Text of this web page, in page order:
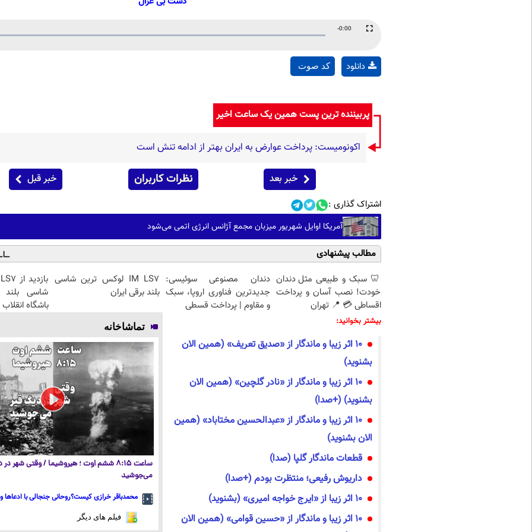
:
:
Remaining
-0:00
کد صوت دانلود
پربیننده ترین پست همین یک ساعت اخیر
اکونومیست: پرداخت عوارض به ایران بهتر از ادامه تنش است
خبر بعد نظرات کاربران خبر قبل
اشتراک گذاری :
آمریکا اوایل شهریور میزبان مجمع آژانس انرژی اتمی می‌شود
مطالب پیشنهادی
🦷 سبک و طبیعی مثل دندان
خودت! نصب آسان و پرداخت
اقساطی 💳 📍 تهران
دندان مصنوعی سوئیسی:
جدیدترین فناوری اروپا، سبک
و مقاوم | پرداخت قسطی
IM LS7 لوکس ترین شاسی
بلند برقی ایران
شاسی بلند
باشگاه انقلاب
بیشتر بخوانید:
۱۰ اثر زیبا و ماندگار از «صدیق تعریف» (همین الان
بشنوید)
۱۰ اثر زیبا و ماندگار از «نادر گلچین» (همین الان
بشنوید) (+صدا)
10 اثر زیبا و ماندگار از «عبدالحسین مختاباد» (همین
الان بشنوید)
قطعات ماندگار گلپا (صدا)
داریوش رفیعی؛ منتظرت بودم (+صدا)
10 اثر زیبا از «ایرج خواجه امیری» (بشنوید)
10 اثر زیبا و ماندگار از «حسین قوامی» (همین الان
تماشاخانه
ساعت ۸:۱۵ ششم اوت ؛ هیروشیما / وقتی شهر
می‌جوشید
محمدباقر خرازی کیست؟روحانی جنجالی با ادعاها
فیلم های دیگر